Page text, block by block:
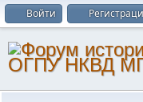
Войти